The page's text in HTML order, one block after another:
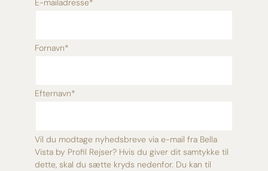
Fornavn*
Efternavn*
Vil du modtage nyhedsbreve via e-mail fra Bella
Vista by Profil Rejser? Hvis du giver dit samtykke til
dette, skal du sætte kryds nedenfor. Du kan til